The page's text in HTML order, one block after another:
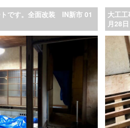
です。全面改装 IN新市 01
大工
月28日